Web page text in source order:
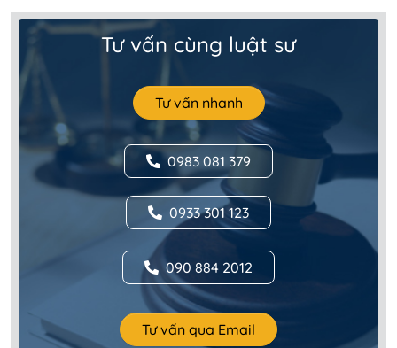
Tư vấn cùng luật sư
Tư vấn nhanh
0983 081 379
0933 301 123
090 884 2012
Tư vấn qua Email